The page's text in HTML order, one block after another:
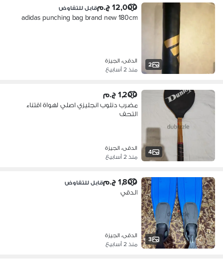
2
12,000 ج.م قابل للتفاوض
adidas punching bag brand new 180cm
الدقى، الجيزة
منذ 2 أسابيع
4
1,200 ج.م
مضرب دنلوب انجليزي اصلي لهواة اقتناء
التحف
الدقى، الجيزة
منذ 2 أسابيع
3
1,800 ج.م قابل للتفاوض
الدقي
الدقى، الجيزة
منذ 2 أسابيع